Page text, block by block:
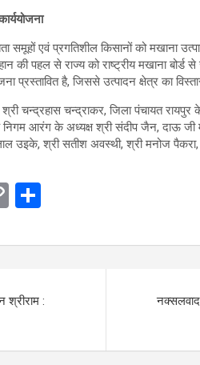
एवं प्रगतिशील किसानों को मखाना
की पहल से राज्य को राष्ट्रीय मखाना
प्रस्तावित है, जिससे उत्पादन क्षेत्र का
चन्द्रहास चन्द्राकर, जिला पंचायत
निगम आरंग के अध्यक्ष श्री संदीप जैन, दाऊ
उइके, श्री सतीश अवस्थी, श्री मनोज
C
py
n
ar
:
नक्सलवाद